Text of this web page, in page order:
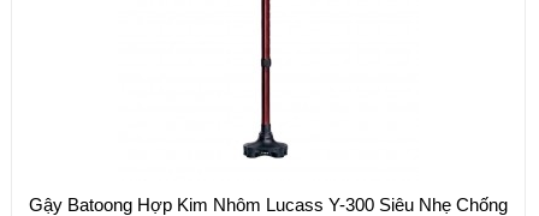
Gậy Batoong Hợp Kim Nhôm Lucass Y-300 Siêu Nhẹ Chống